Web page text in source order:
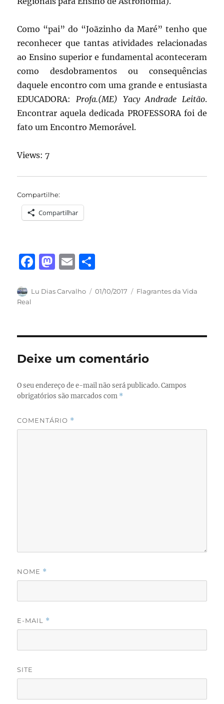
Como “pai” do “Joãzinho da Maré” tenho que
reconhecer que tantas atividades relacionadas
ao Ensino superior e fundamental aconteceram
como desdobramentos ou consequências
daquele encontro com uma grande e entusiasta
EDUCADORA: Profa.(ME) Yacy Andrade Leitão.
Encontrar aquela dedicada PROFESSORA foi de
fato um Encontro Memorável.
Views: 7
Compartilhe:
Compartilhar
F
c
o
o
M
st
o
n
E
ai a
Autor
Lu Dias Carvalho
Publicado
01/10/2017 Categorias
Flagrantes da Vida
Real
Deixe um comentário
O seu endereço de e-mail não será publicado. Campos
obrigatórios são marcados com *
COMENTÁRIO *
NOME *
E-MAIL *
SITE